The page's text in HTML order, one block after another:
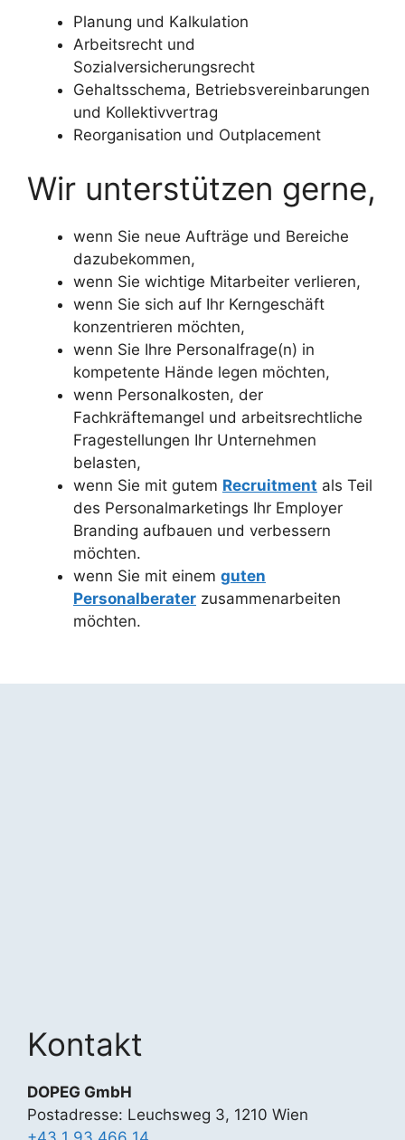
Planung und Kalkulation
Arbeitsrecht und
Sozialversicherungsrecht
Gehaltsschema, Betriebsvereinbarungen
und Kollektivvertrag
Reorganisation und Outplacement
Wir unterstützen gerne,
wenn Sie neue Aufträge und Bereiche
dazubekommen,
wenn Sie wichtige Mitarbeiter verlieren,
wenn Sie sich auf Ihr Kerngeschäft
konzentrieren möchten,
wenn Sie Ihre Personalfrage(n) in
kompetente Hände legen möchten,
wenn Personalkosten, der
Fachkräftemangel und arbeitsrechtliche
Fragestellungen Ihr Unternehmen
belasten,
wenn Sie mit gutem Recruitment als Teil
des Personalmarketings Ihr Employer
Branding aufbauen und verbessern
möchten.
wenn Sie mit einem guten
Personalberater zusammenarbeiten
möchten.
Kontakt
DOPEG GmbH
Postadresse: Leuchsweg 3, 1210 Wien